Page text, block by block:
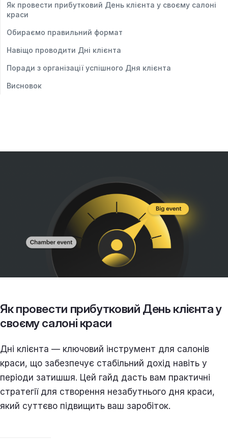
Як провести прибутковий День клієнта у своєму салоні
краси
Обираємо правильний формат
Навіщо проводити Дні клієнта
Поради з організації успішного Дня клієнта
Висновок
Як провести прибутковий День клієнта у
своєму салоні краси
Дні клієнта — ключовий інструмент для салонів
краси, що забезпечує стабільний дохід навіть у
періоди затишшя. Цей гайд дасть вам практичні
стратегії для створення незабутнього дня краси,
який суттєво підвищить ваш заробіток.